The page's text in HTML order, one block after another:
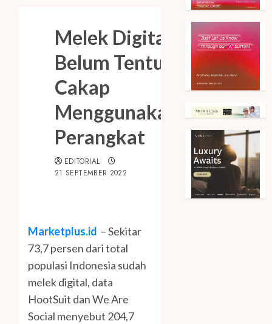
Melek Digital
Belum Tentu
Cakap
Menggunakan
Perangkat
EDITORIAL
21 SEPTEMBER 2022
Marketplus.id – Sekitar
73,7 persen dari total
populasi Indonesia sudah
melek digital, data
HootSuit dan We Are
Social menyebut 204,7